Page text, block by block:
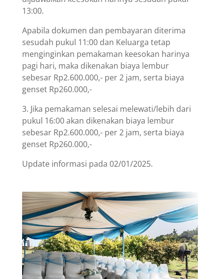
13:00.
Apabila dokumen dan pembayaran diterima
sesudah pukul 11:00 dan Keluarga tetap
menginginkan pemakaman keesokan harinya
pagi hari, maka dikenakan biaya lembur
sebesar Rp2.600.000,- per 2 jam, serta biaya
genset Rp260.000,-
3. Jika pemakaman selesai melewati/lebih dari
pukul 16:00 akan dikenakan biaya lembur
sebesar Rp2.600.000,- per 2 jam, serta biaya
genset Rp260.000,-
Update informasi pada 02/01/2025.